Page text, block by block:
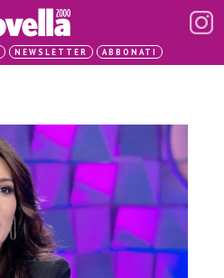
NEWSLETTER ABBONATI